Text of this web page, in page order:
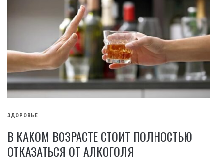
ЗДОРОВЬЕ
В КАКОМ ВОЗРАСТЕ СТОИТ ПОЛНОСТЬЮ
ОТКАЗАТЬСЯ ОТ АЛКОГОЛЯ